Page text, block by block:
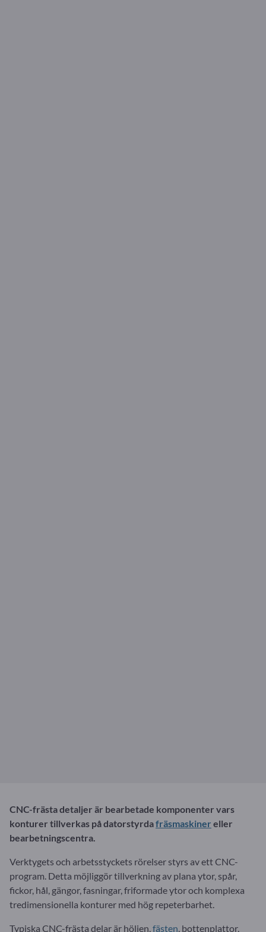
CNC-frästa detaljer är bearbetade komponenter vars
konturer tillverkas på datorstyrdafräsmaskiner eller
bearbetningscentra.
Verktygets och arbetsstyckets rörelser styrs av ett CNC-
program. Detta möjliggör tillverkning av plana ytor, spår,
fickor, hål, gängor, fasningar, friformade ytor och komplexa
tredimensionella konturer med hög repeterbarhet.
Typiska CNC-frästa delar är höljen, fästen , bottenplattor,